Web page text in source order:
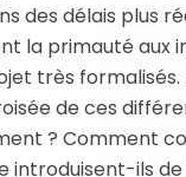
des délais plus
la primauté aux
très
de ces
? Comment
ils de